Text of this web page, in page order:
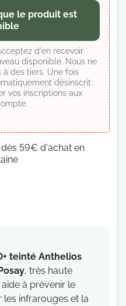
le produit est
d'en recevoir
disponible. Nous ne
à des tiers. Une fois
désinscrit.
vos inscriptions aux
59€ d'achat en
teinté Anthelios
, très haute
à prévenir le
infrarouges et la